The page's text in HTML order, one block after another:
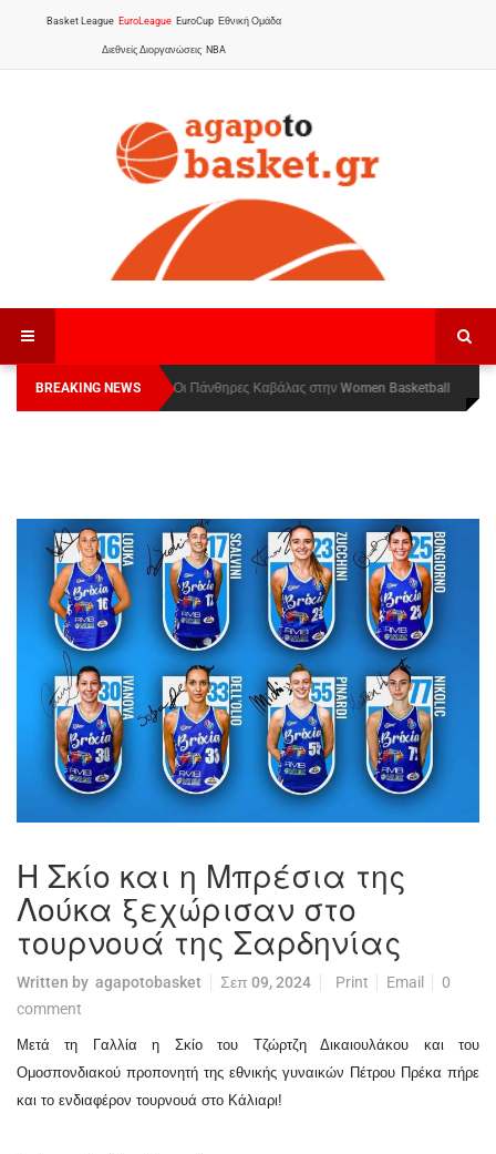
Basket League EuroLeague EuroCup Εθνική Ομάδα
Διεθνείς Διοργανώσεις NBA
BREAKING NEWS
Οι Πάνθηρες Καβάλας στην Women Basketball
League 1
Αναχώρησε για τα Γιάννενα η Εθνική Γυναικών
Η Σκίο και η Μπρέσια της
Λούκα ξεχώρισαν στο
τουρνουά της Σαρδηνίας
Written by agapotobasket Σεπ 09, 2024 Print Email
0
comment
Μετά τη Γαλλία η Σκίο του Τζώρτζη Δικαιουλάκου και του
Ομοσπονδιακού προπονητή της εθνικής γυναικών Πέτρου Πρέκα πήρε
και το ενδιαφέρον τουρνουά στο Κάλιαρι!